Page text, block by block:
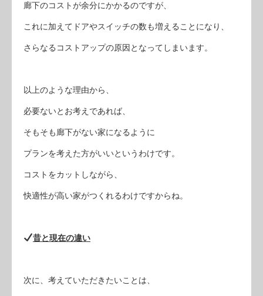
廊下のコストが余分にかかるのですが、
これに加えてドアやスイッチの数も増えることになり、
さらなるコストアップの原因となってしまいます。
以上のような理由から、
必要ないとお考えであれば、
そもそも廊下がない家になるように
プランを考えた方がいいというわけです。
コストをカットしながら、
快適性が高い家がつくれるわけですからね。
昔と現在の違い
次に、考えていただきたいことは、